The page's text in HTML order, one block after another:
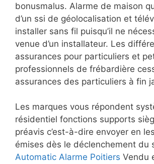
bonusmalus. Alarme de maison
d’un ssi de géolocalisation et
installer sans fil puisqu’il ne
venue d’un installateur. Les
assurances pour particuliers et
professionnels de frébardière
assurances des particuliers à fin
Les marques vous répondent
résidentiel fonctions supports
préavis c’est-à-dire envoyer en
émises dès le déclenchement du
Automatic Alarme Poitiers Vendu